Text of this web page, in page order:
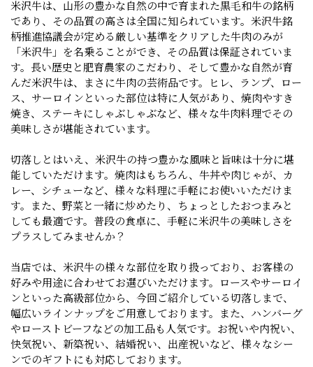
米沢牛は、山形の豊かな自然の中で育まれた黒毛和牛の銘柄
であり、その品質の高さは全国に知られています。米沢牛銘
柄推進協議会が定める厳しい基準をクリアした牛肉のみが
「米沢牛」を名乗ることができ、その品質は保証されていま
す。長い歴史と肥育農家のこだわり、そして豊かな自然が育
んだ米沢牛は、まさに牛肉の芸術品です。ヒレ、ランプ、ロー
ス、サーロインといった部位は特に人気があり、焼肉やすき
焼き、ステーキにしゃぶしゃぶなど、様々な牛肉料理でその
美味しさが堪能されています。
切落しとはいえ、米沢牛の持つ豊かな風味と旨味は十分に堪
能していただけます。焼肉はもちろん、牛丼や肉じゃが、カ
レー、シチューなど、様々な料理に手軽にお使いいただけま
す。また、野菜と一緒に炒めたり、ちょっとしたおつまみと
しても最適です。普段の食卓に、手軽に米沢牛の美味しさを
プラスしてみませんか？
当店では、米沢牛の様々な部位を取り扱っており、お客様の
好みや用途に合わせてお選びいただけます。ロースやサーロイ
ンといった高級部位から、今回ご紹介している切落しまで、
幅広いラインナップをご用意しております。また、ハンバーグ
やローストビーフなどの加工品も人気です。お祝いや内祝い、
快気祝い、新築祝い、結婚祝い、出産祝いなど、様々なシー
ンでのギフトにも対応しております。